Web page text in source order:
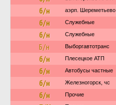
б/н аэрп. Шереметьево
б/н Служебные
б/н Служебные
Б/н Выборгавтотранс
б/н Плесецкое АТП
б/н Автобусы частные
б/н Железногорск, чс
б/н Прочие